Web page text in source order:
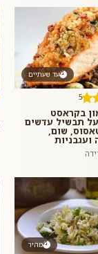
עד שעתיים
5
בקראסט
תבשיל עדשים
שום,
ועגבניות
מהיר